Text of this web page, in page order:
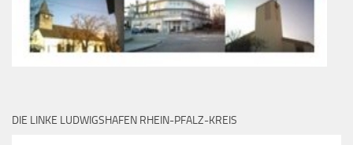
DIE LINKE LUDWIGSHAFEN RHEIN-PFALZ-KREIS